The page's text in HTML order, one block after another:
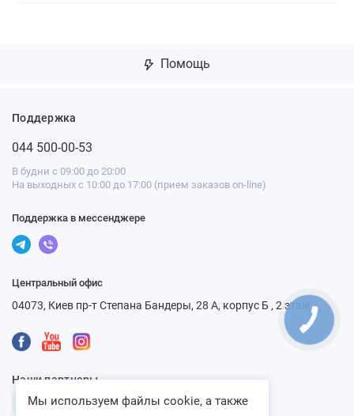
Помощь
Поддержка
044 500-00-53
В будни с 09:00 до 20:00
На выходных с 10:00 до 17:00 (прием заказов on-line)
Поддержка в мессенджере
Центральный офис
04073, Киев пр-т Степана Бандеры, 28 А, корпус Б , 2 этаж
Наши партнеры
Мы используем файлы cookie, а также